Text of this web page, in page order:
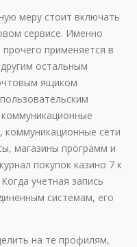
меру стоит включать
сервисе. Именно
применяется в
остальным
ящиком
сети
магазины программ и
покупок казино 7 к
учетная запись
системам, его
на те профилям,